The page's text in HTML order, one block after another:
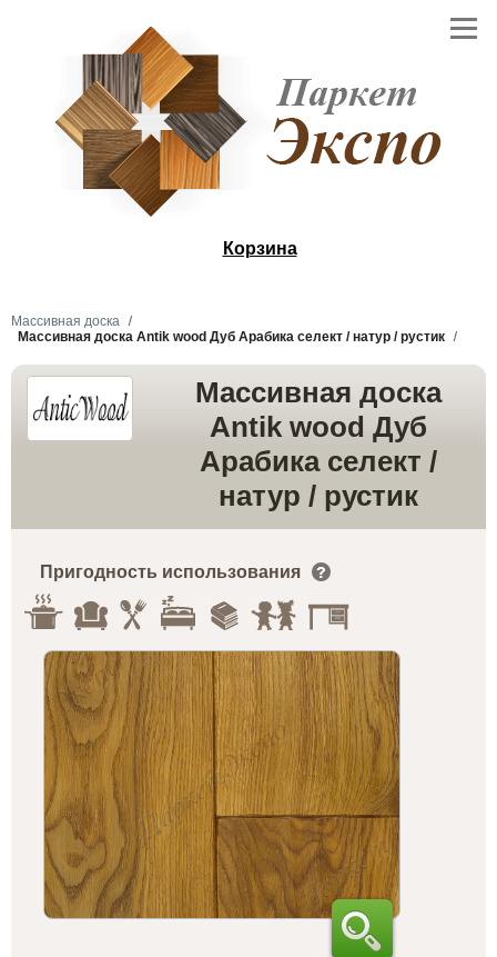
Корзина
Массивная доска
Массивная доска Antik wood Дуб Арабика селект / натур / рустик
Массивная доска
Antik wood Дуб
Арабика селект /
натур / рустик
Пригодность использования